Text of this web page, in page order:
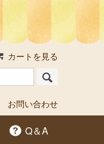
カートを見る
お問い合わせ
Q＆A